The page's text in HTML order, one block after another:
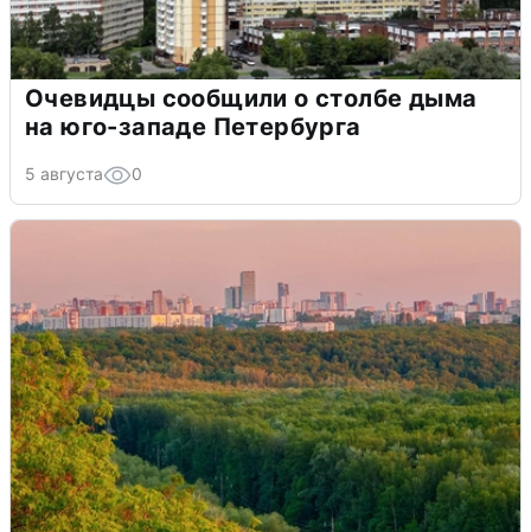
Очевидцы сообщили о столбе дыма
на юго-западе Петербурга
5 августа 0